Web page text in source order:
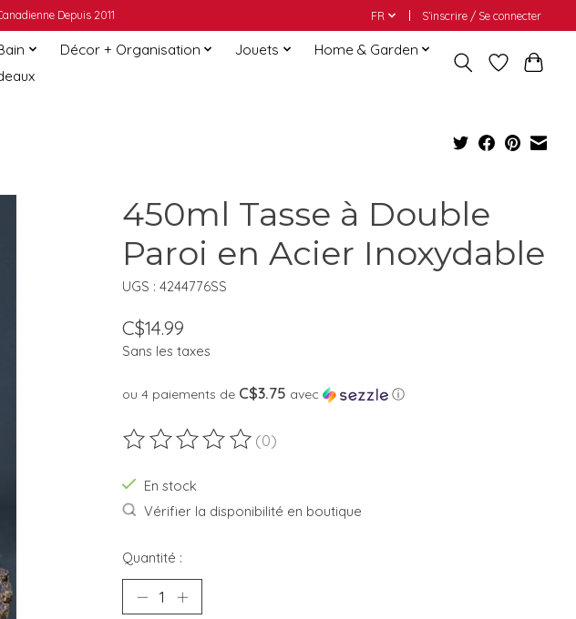
Depuis 2011 FR S’inscrire / Se connecter
Décor + Organisation Jouets
Home & Garden
450ml Tasse à Double
Paroi en Acier Inoxydable
UGS : 4244776SS
C$14.99
Sans les taxes
ou 4 paiements de C$3.75 avec ⓘ
Ce produit est évalué à
(0)
En stock
Vérifier la disponibilité en boutique
Quantité :